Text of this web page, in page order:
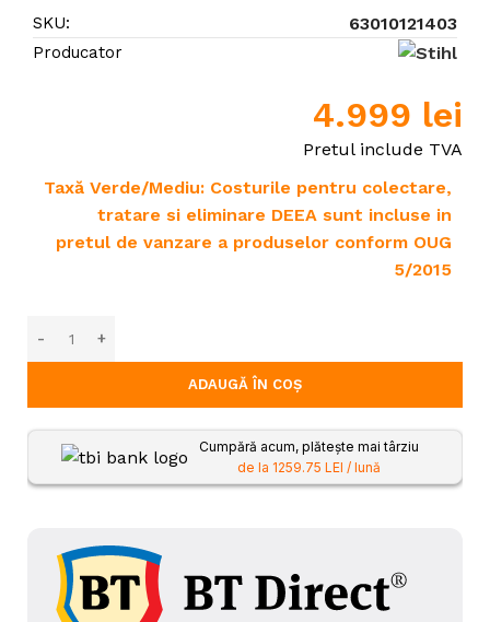
SKU: 63010121403
Producator
4.999 lei
Pretul include TVA
Taxă Verde/Mediu: Costurile pentru colectare,
tratare si eliminare DEEA sunt incluse in
pretul de vanzare a produselor conform OUG
5/2015
ADAUGĂ ÎN COȘ
Cumpără acum, plătește mai târziu
de la 1259.75 LEI / lună